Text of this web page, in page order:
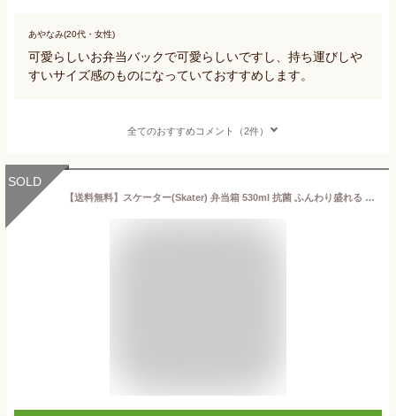
あやなみ(20代・女性)
可愛らしいお弁当バックで可愛らしいですし、持ち運びしや
すいサイズ感のものになっていておすすめします。
全てのおすすめコメント（2件）
SOLD
【送料無料】スケーター(Skater) 弁当箱 530ml 抗菌 ふんわり盛れる ドーム型フタ 女性向け 日本製 サンリオ クロミ ワンダージャーニー 女の子 PFLB6AG